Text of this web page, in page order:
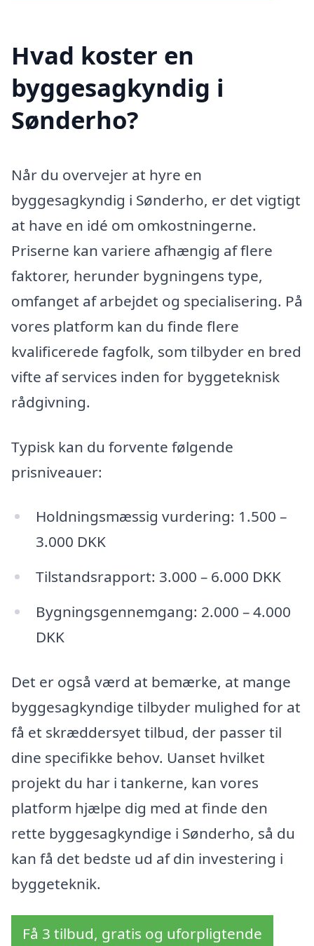
Hvad koster en
byggesagkyndig i
Sønderho?
Når du overvejer at hyre en
byggesagkyndig i Sønderho, er det vigtigt
at have en idé om omkostningerne.
Priserne kan variere afhængig af flere
faktorer, herunder bygningens type,
omfanget af arbejdet og specialisering. På
vores platform kan du finde flere
kvalificerede fagfolk, som tilbyder en bred
vifte af services inden for byggeteknisk
rådgivning.
Typisk kan du forvente følgende
prisniveauer:
Holdningsmæssig vurdering: 1.500 –
3.000 DKK
Tilstandsrapport: 3.000 – 6.000 DKK
Bygningsgennemgang: 2.000 – 4.000
DKK
Det er også værd at bemærke, at mange
byggesagkyndige tilbyder mulighed for at
få et skræddersyet tilbud, der passer til
dine specifikke behov. Uanset hvilket
projekt du har i tankerne, kan vores
platform hjælpe dig med at finde den
rette byggesagkyndige i Sønderho, så du
kan få det bedste ud af din investering i
byggeteknik.
Få 3 tilbud, gratis og uforpligtende